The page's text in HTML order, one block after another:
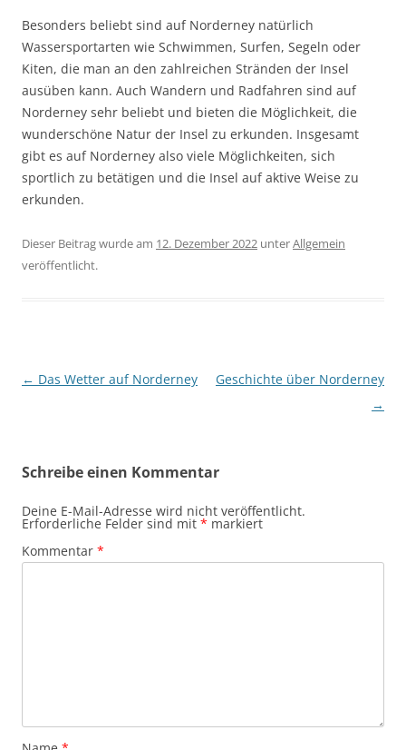
Besonders beliebt sind auf Norderney natürlich
Wassersportarten wie Schwimmen, Surfen, Segeln oder
Kiten, die man an den zahlreichen Stränden der Insel
ausüben kann. Auch Wandern und Radfahren sind auf
Norderney sehr beliebt und bieten die Möglichkeit, die
wunderschöne Natur der Insel zu erkunden. Insgesamt
gibt es auf Norderney also viele Möglichkeiten, sich
sportlich zu betätigen und die Insel auf aktive Weise zu
erkunden.
Dieser Beitrag wurde am 12. Dezember 2022 unterAllgemein
veröffentlicht.
Beitragsnavigation
← Das Wetter auf Norderney
Geschichte über Norderney
→
Schreibe einen Kommentar
Deine E-Mail-Adresse wird nicht veröffentlicht.
Erforderliche Felder sind mit * markiert
Kommentar *